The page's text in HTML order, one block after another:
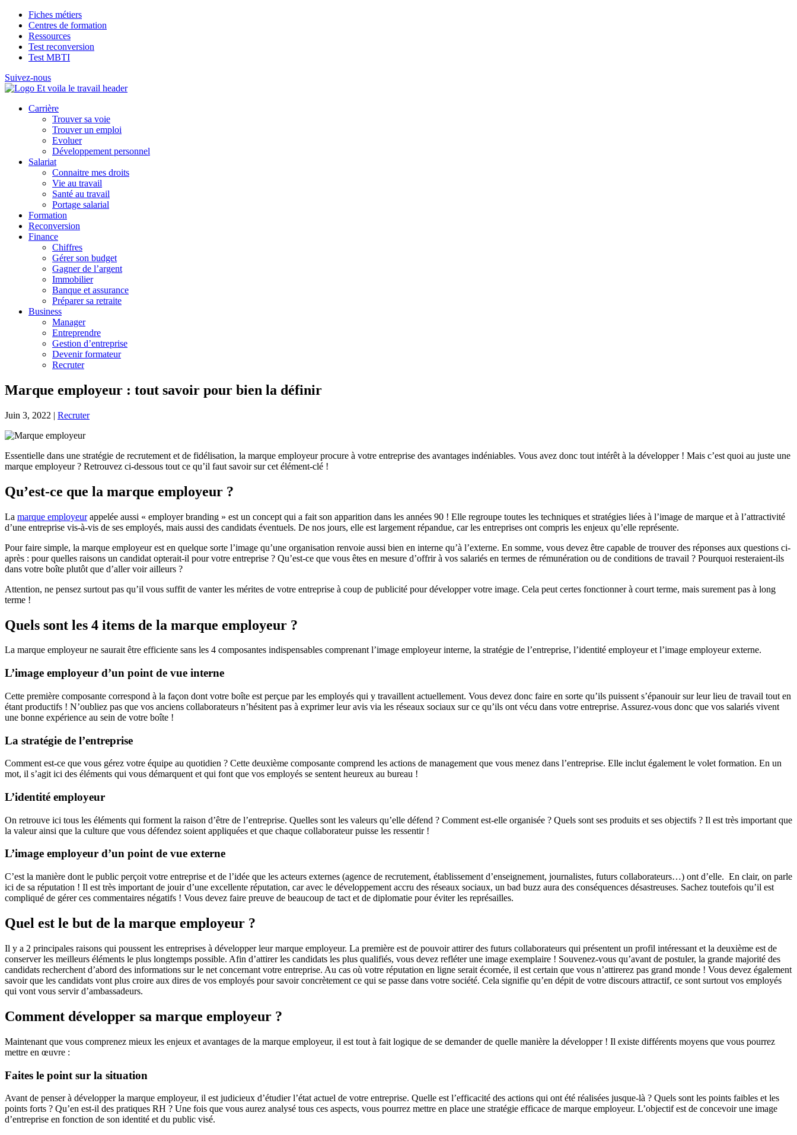
Fiches métiers
Centres de formation
Ressources
Test reconversion
Test MBTI
Suivez-nous
Carrière
Trouver sa voie
Trouver un emploi
Evoluer
Développement personnel
Salariat
Connaitre mes droits
Vie au travail
Santé au travail
Portage salarial
Formation
Reconversion
Finance
Chiffres
Gérer son budget
Gagner de l’argent
Immobilier
Banque et assurance
Préparer sa retraite
Business
Manager
Entreprendre
Gestion d’entreprise
Devenir formateur
Recruter
Marque employeur : tout savoir pour bien la définir
Juin 3, 2022 | Recruter
Essentielle dans une stratégie de recrutement et de fidélisation, la marque employeur procure à votre entreprise des avantages indéniables. Vous avez donc tout intérêt à la développer ! Mais c’est quoi au juste une
marque employeur ? Retrouvez ci-dessous tout ce qu’il faut savoir sur cet élément-clé !
Qu’est-ce que la marque employeur ?
La marque employeurappelée aussi « employer branding » est un concept qui a fait son apparition dans les années 90 ! Elle regroupe toutes les techniques et stratégies liées à l’image de marque et à l’attractivité
d’une entreprise vis-à-vis de ses employés, mais aussi des candidats éventuels. De nos jours, elle est largement répandue, car les entreprises ont compris les enjeux qu’elle représente.
Pour faire simple, la marque employeur est en quelque sorte l’image qu’une organisation renvoie aussi bien en interne qu’à l’externe. En somme, vous devez être capable de trouver des réponses aux questions ci-
après : pour quelles raisons un candidat opterait-il pour votre entreprise ? Qu’est-ce que vous êtes en mesure d’offrir à vos salariés en termes de rémunération ou de conditions de travail ? Pourquoi resteraient-ils
dans votre boîte plutôt que d’aller voir ailleurs ?
Attention, ne pensez surtout pas qu’il vous suffit de vanter les mérites de votre entreprise à coup de publicité pour développer votre image. Cela peut certes fonctionner à court terme, mais surement pas à long
terme !
Quels sont les 4 items de la marque employeur ?
La marque employeur ne saurait être efficiente sans les 4 composantes indispensables comprenant l’image employeur interne, la stratégie de l’entreprise, l’identité employeur et l’image employeur externe.
L’image employeur d’un point de vue interne
Cette première composante correspond à la façon dont votre boîte est perçue par les employés qui y travaillent actuellement. Vous devez donc faire en sorte qu’ils puissent s’épanouir sur leur lieu de travail tout en
étant productifs ! N’oubliez pas que vos anciens collaborateurs n’hésitent pas à exprimer leur avis via les réseaux sociaux sur ce qu’ils ont vécu dans votre entreprise. Assurez-vous donc que vos salariés vivent
une bonne expérience au sein de votre boîte !
La stratégie de l’entreprise
Comment est-ce que vous gérez votre équipe au quotidien ? Cette deuxième composante comprend les actions de management que vous menez dans l’entreprise. Elle inclut également le volet formation. En un
mot, il s’agit ici des éléments qui vous démarquent et qui font que vos employés se sentent heureux au bureau !
L’identité employeur
On retrouve ici tous les éléments qui forment la raison d’être de l’entreprise. Quelles sont les valeurs qu’elle défend ? Comment est-elle organisée ? Quels sont ses produits et ses objectifs ? Il est très important que
la valeur ainsi que la culture que vous défendez soient appliquées et que chaque collaborateur puisse les ressentir !
L’image employeur d’un point de vue externe
C’est la manière dont le public perçoit votre entreprise et de l’idée que les acteurs externes (agence de recrutement, établissement d’enseignement, journalistes, futurs collaborateurs…) ont d’elle. En clair, on parle
ici de sa réputation ! Il est très important de jouir d’une excellente réputation, car avec le développement accru des réseaux sociaux, un bad buzz aura des conséquences désastreuses. Sachez toutefois qu’il est
compliqué de gérer ces commentaires négatifs ! Vous devez faire preuve de beaucoup de tact et de diplomatie pour éviter les représailles.
Quel est le but de la marque employeur ?
Il y a 2 principales raisons qui poussent les entreprises à développer leur marque employeur. La première est de pouvoir attirer des futurs collaborateurs qui présentent un profil intéressant et la deuxième est de
conserver les meilleurs éléments le plus longtemps possible. Afin d’attirer les candidats les plus qualifiés, vous devez refléter une image exemplaire ! Souvenez-vous qu’avant de postuler, la grande majorité des
candidats recherchent d’abord des informations sur le net concernant votre entreprise. Au cas où votre réputation en ligne serait écornée, il est certain que vous n’attirerez pas grand monde ! Vous devez également
savoir que les candidats vont plus croire aux dires de vos employés pour savoir concrètement ce qui se passe dans votre société. Cela signifie qu’en dépit de votre discours attractif, ce sont surtout vos employés
qui vont vous servir d’ambassadeurs.
Comment développer sa marque employeur ?
Maintenant que vous comprenez mieux les enjeux et avantages de la marque employeur, il est tout à fait logique de se demander de quelle manière la développer ! Il existe différents moyens que vous pourrez
mettre en œuvre :
Faites le point sur la situation
Avant de penser à développer la marque employeur, il est judicieux d’étudier l’état actuel de votre entreprise. Quelle est l’efficacité des actions qui ont été réalisées jusque-là ? Quels sont les points faibles et les
points forts ? Qu’en est-il des pratiques RH ? Une fois que vous aurez analysé tous ces aspects, vous pourrez mettre en place une stratégie efficace de marque employeur. L’objectif est de concevoir une image
d’entreprise en fonction de son identité et du public visé.